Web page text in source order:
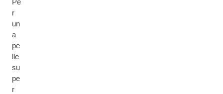
Pe
r
un
a
pe
lle
su
pe
r